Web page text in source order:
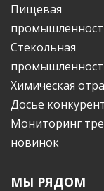
Пищевая
Стекольная
Химическая
Досье
Мониторинг
новинок
МЫ РЯДОМ